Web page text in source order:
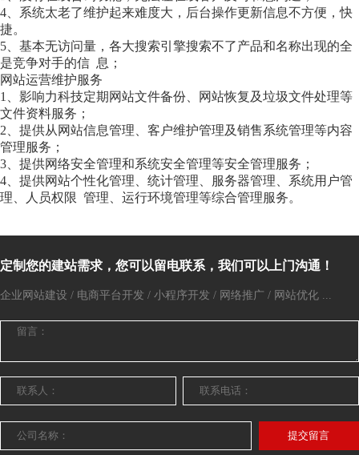
4、系统太老了维护起来难度大，后台操作更新信息不方便，快
捷。
5、基本无访问量，各大搜索引擎搜索不了产品和名称出现的全
是竞争对手的信 息；
网站运营维护服务
1、影响力科技定期网站文件备份、网站恢复及垃圾文件处理等
文件资料服务；
2、提供从网站信息管理、客户维护管理及销售系统管理等内容
管理服务；
3、提供网络安全管理和系统安全管理等安全管理服务；
4、提供网站个性化管理、统计管理、服务器管理、系统用户管
理、人员权限 管理、运行环境管理等综合管理服务。
定制您的建站需求，您可以留电联系，我们可以上门沟通！
企业网站建设 / 电商平台开发 / 小程序开发 / 网络推广 / 网站优化 ...
提交留言